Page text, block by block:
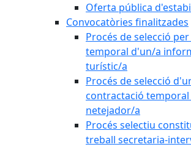
Oferta pública
Convocatòries finalitzades
Procés de selecció
temporal d'un/a
turístic/a
Procés de selecció
contractació
netejador/a
Procés selectiu
treball secretaria-